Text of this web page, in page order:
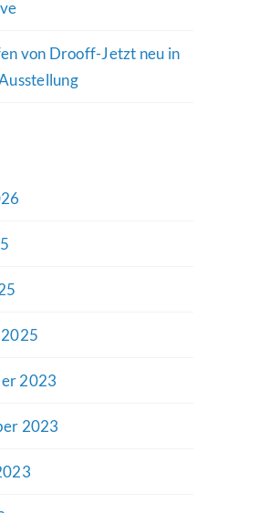
von Drooff-Jetzt neu in
2023
2023